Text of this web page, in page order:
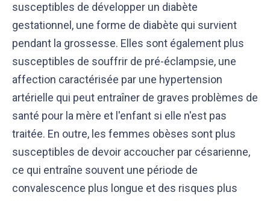
susceptibles de développer un diabète
gestationnel, une forme de diabète qui survient
pendant la grossesse. Elles sont également plus
susceptibles de souffrir de pré-éclampsie, une
affection caractérisée par une hypertension
artérielle qui peut entraîner de graves problèmes de
santé pour la mère et l'enfant si elle n'est pas
traitée. En outre, les femmes obèses sont plus
susceptibles de devoir accoucher par césarienne,
ce qui entraîne souvent une période de
convalescence plus longue et des risques plus